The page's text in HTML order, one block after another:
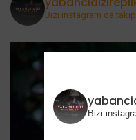
Bizi instagram da
Bizi